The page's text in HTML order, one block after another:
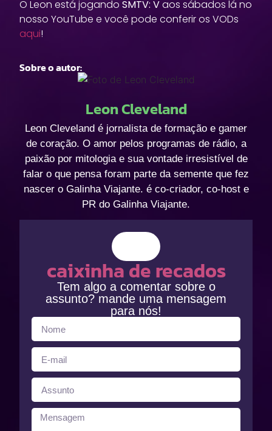
O Leon está jogandoSMTV: Vaos sábados lá no
nosso YouTube e você pode conferir os VODs
aqui!
Sobre o autor:
Leon Cleveland
Leon Cleveland é jornalista de formação e gamer
de coração. O amor pelos programas de rádio, a
paixão por mitologia e sua vontade irresistível de
falar o que pensa foram parte da semente que fez
nascer o Galinha Viajante. é co-criador, co-host e
PR do Galinha Viajante.
caixinha de recados
Tem algo a comentar sobre o
assunto? mande uma mensagem
para nós!